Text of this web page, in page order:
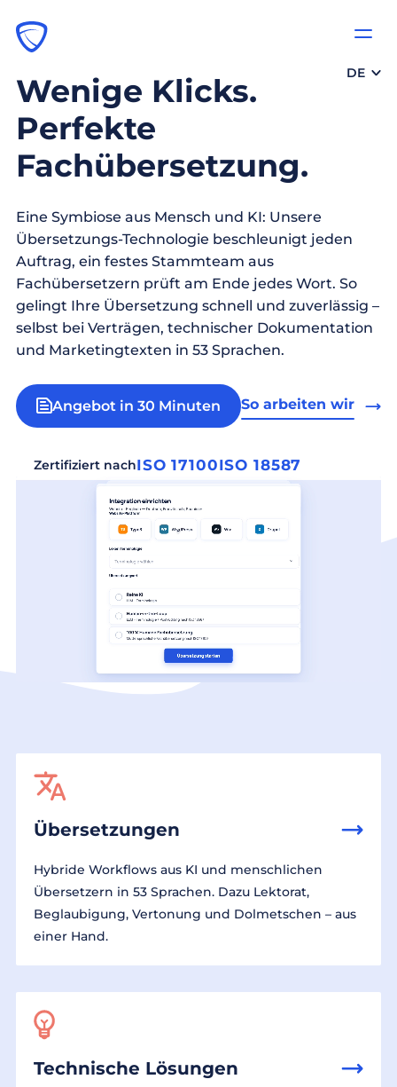
DE
Wenige Klicks.
Perfekte
Fachübersetzung.
Eine Symbiose aus Mensch und KI: Unsere
Übersetzungs-Technologie beschleunigt jeden
Auftrag, ein festes Stammteam aus
Fachübersetzern prüft am Ende jedes Wort. So
gelingt Ihre Übersetzung schnell und zuverlässig –
selbst bei Verträgen, technischer Dokumentation
und Marketingtexten in 53 Sprachen.
Angebot in 30 Minuten So arbeiten wir
Zertifiziert nachISO 17100ISO 18587
Übersetzungen
Hybride Workflows aus KI und menschlichen
Übersetzern in 53 Sprachen. Dazu Lektorat,
Beglaubigung, Vertonung und Dolmetschen – aus
einer Hand.
Technische Lösungen